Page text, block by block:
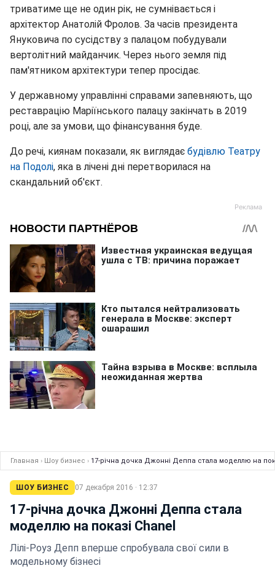
триватиме ще не один рік, не сумнівається і
архітектор Анатолій Фролов. За часів президента
Януковича по сусідству з палацом побудували
вертолітний майданчик. Через нього земля під
пам'ятником архітектури тепер просідає.
У державному управлінні справами запевняють, що
реставрацію Маріїнського палацу закінчать в 2019
році, але за умови, що фінансування буде.
До речі, киянам показали, як виглядає будівлю Театру
на Подолі, яка в лічені дні перетворилася на
скандальний об'єкт.
Главная › Шоу бизнес › 17-річна дочка Джонні Деппа стала моделлю на
ШОУ БИЗНЕС 07 декабря 2016 · 12:37
17-річна дочка Джонні Деппа стала
моделлю на показі Chanel
Лілі-Роуз Депп вперше спробувала свої сили в
модельному бізнесі